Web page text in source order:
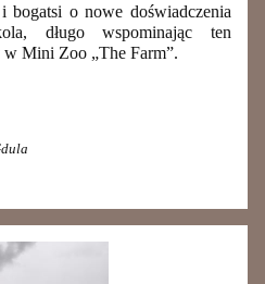
bogatsi o nowe doświadczenia
długo wspominając ten
Mini Zoo „The Farm”.